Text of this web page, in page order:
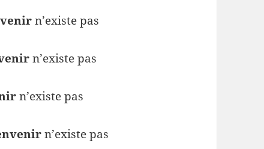
n’existe pas
n’existe pas
n’existe pas
n’existe pas